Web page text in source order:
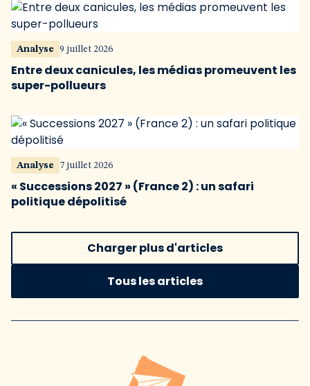
Analyse 9 juillet 2026
Entre deux canicules, les médias promeuvent les
super-pollueurs
Analyse 7 juillet 2026
« Successions 2027 » (France 2) : un safari
politique dépolitisé
Charger plus d'articles
Tous les articles